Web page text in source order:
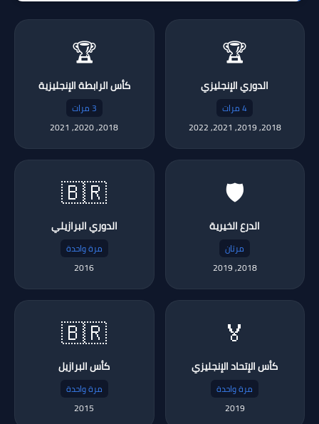
🏆
الدوري الإنجليزي
2018, 2019, 2021, 2022
🏆
كأس الرابطة الإنجليزية
2018, 2020, 2021
🛡️
الدرع الخيرية
مرتان
2018, 2019
🇧🇷
الدوري البرازيلي
مرة واحدة
2016
🏅
كأس الإتحاد الإنجليزي
مرة واحدة
2019
🇧🇷
كأس البرازيل
مرة واحدة
2015